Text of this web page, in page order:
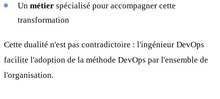
Un métier spécialisé pour accompagner cette
transformation
Cette dualité n'est pas contradictoire : l'ingénieur DevOps
facilite l'adoption de la méthode DevOps par l'ensemble de
l'organisation.